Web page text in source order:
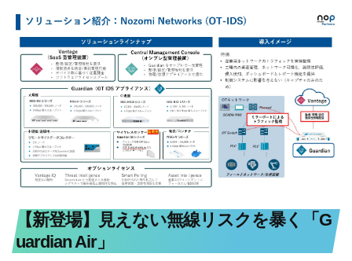
【新登場】見えない無線リスクを暴く「G
uardian Air」